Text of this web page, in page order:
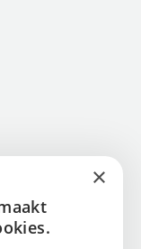
ENGLISH
×